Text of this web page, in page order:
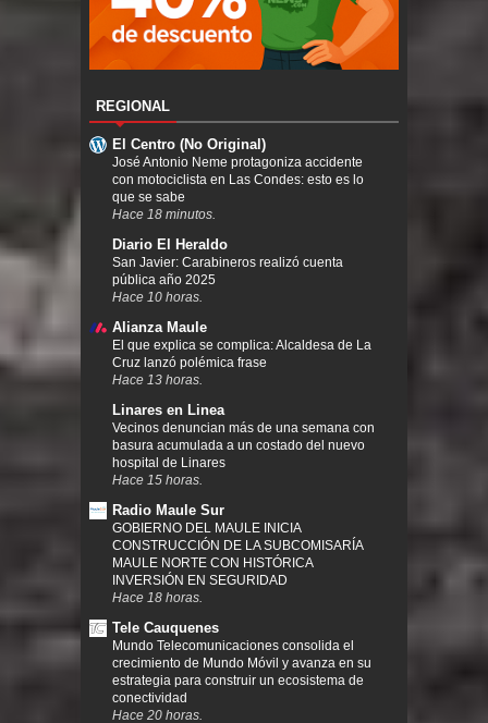
REGIONAL
El Centro (No Original)
José Antonio Neme protagoniza accidente
con motociclista en Las Condes: esto es lo
que se sabe
Hace 18 minutos.
Diario El Heraldo
San Javier: Carabineros realizó cuenta
pública año 2025
Hace 10 horas.
Alianza Maule
El que explica se complica: Alcaldesa de La
Cruz lanzó polémica frase
Hace 13 horas.
Linares en Linea
Vecinos denuncian más de una semana con
basura acumulada a un costado del nuevo
hospital de Linares
Hace 15 horas.
Radio Maule Sur
GOBIERNO DEL MAULE INICIA
CONSTRUCCIÓN DE LA SUBCOMISARÍA
MAULE NORTE CON HISTÓRICA
INVERSIÓN EN SEGURIDAD
Hace 18 horas.
Tele Cauquenes
Mundo Telecomunicaciones consolida el
crecimiento de Mundo Móvil y avanza en su
estrategia para construir un ecosistema de
conectividad
Hace 20 horas.